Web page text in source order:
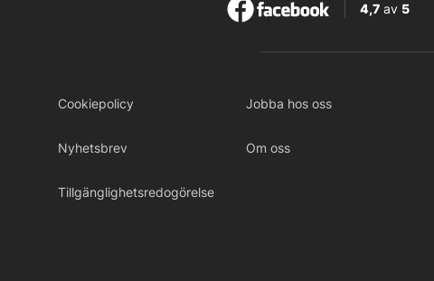
4,7av 5
Cookiepolicy Jobba hos oss
Nyhetsbrev Om oss
Tillgänglighetsredogörelse